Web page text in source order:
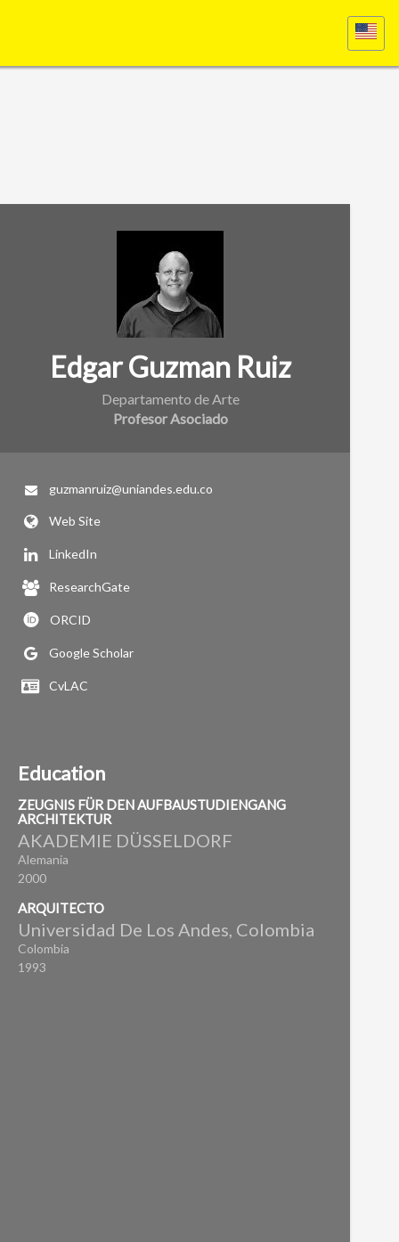
Edgar Guzman Ruiz
Departamento de Arte
Profesor Asociado
guzmanruiz@uniandes.edu.co
Web Site
LinkedIn
ResearchGate
ORCID
Google Scholar
CvLAC
Education
ZEUGNIS FÜR DEN AUFBAUSTUDIENGANG
ARCHITEKTUR
AKADEMIE DÜSSELDORF
Alemania
2000
ARQUITECTO
Universidad De Los Andes, Colombia
Colombia
1993